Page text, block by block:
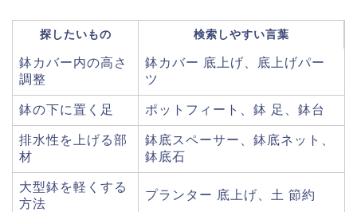
探したいもの 検索しやすい言葉
鉢カバー内の高さ
調整
鉢カバー 底上げ、底上げパー
ツ
鉢の下に置く足 ポットフィート、鉢 足、鉢台
排水性を上げる部
材
鉢底スペーサー、鉢底ネット、
鉢底石
大型鉢を軽くする
方法
プランター 底上げ、土 節約